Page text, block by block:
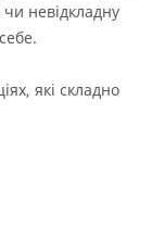
невідкладну
які складно